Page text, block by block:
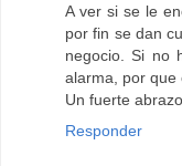
A ver si se le
por fin se dan
negocio. Si no
alarma, por que
Un fuerte
Responder